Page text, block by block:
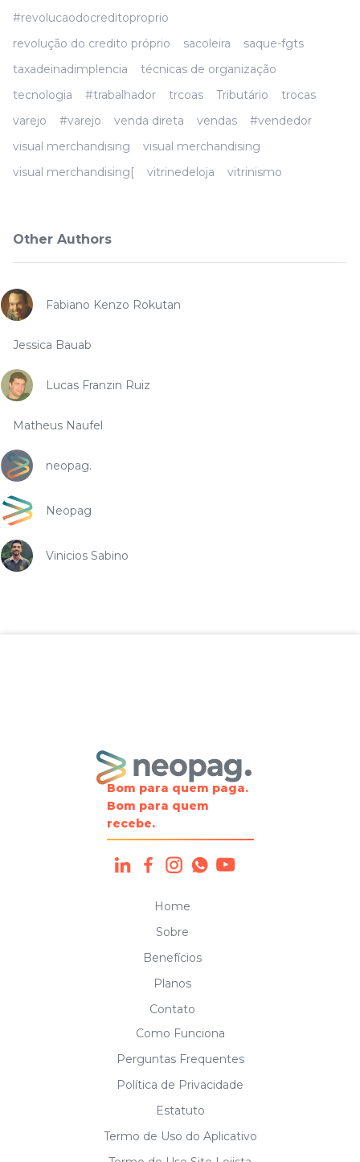
#revolucaodocreditoproprio
revolução do credito próprio
sacoleira
saque-fgts
taxadeinadimplencia
técnicas de organização
tecnologia
#trabalhador trcoas Tributário
trocas
varejo
#varejo venda direta vendas
#vendedor
visual merchandising
visual merchandising
visual merchandising[
vitrinedeloja vitrinismo
Other Authors
Fabiano Kenzo Rokutan
Jessica Bauab
Lucas Franzin Ruiz
Matheus Naufel
neopag.
Neopag
Vinicios Sabino
Bom para quem paga.
Bom para quem
recebe.
Home
Sobre
Benefícios
Planos
Contato
Como Funciona
Perguntas Frequentes
Política de Privacidade
Estatuto
Termo de Uso do Aplicativo